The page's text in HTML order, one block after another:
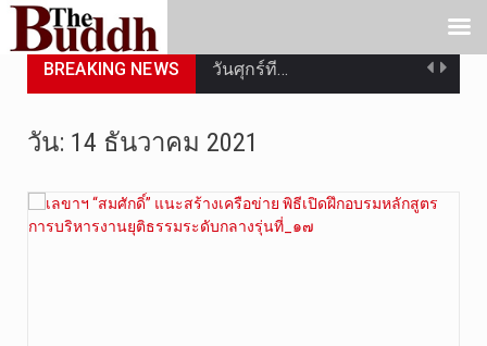
BREAKING NEWS วันศุกร์ที…
เมื่อวันที…
วัน: 14 ธันวาคม 2021